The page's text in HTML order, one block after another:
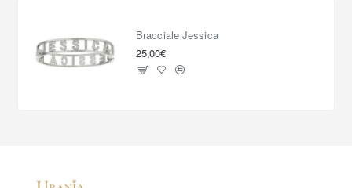
Bracciale Jessica
25,00€